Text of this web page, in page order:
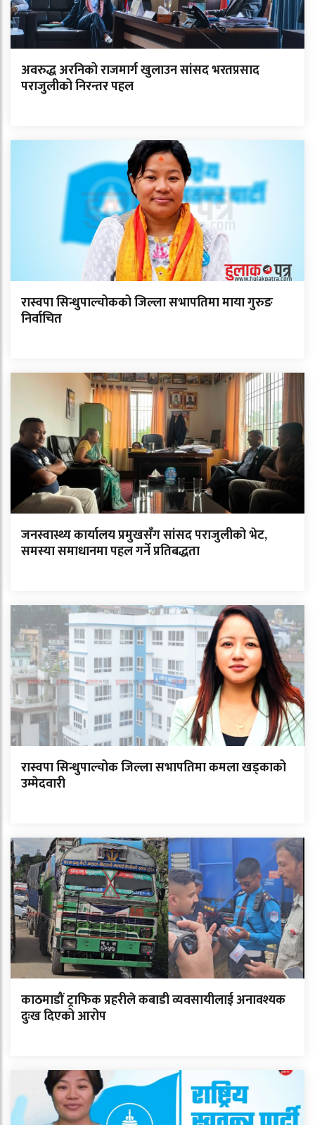
अवरुद्ध अरनिको राजमार्ग खुलाउन सांसद भरतप्रसाद
पराजुलीको निरन्तर पहल
रास्वपा सिन्धुपाल्चोकको जिल्ला सभापतिमा माया गुरुङ
निर्वाचित
जनस्वास्थ्य कार्यालय प्रमुखसँग सांसद पराजुलीको भेट,
समस्या समाधानमा पहल गर्ने प्रतिबद्धता
रास्वपा सिन्धुपाल्चोक जिल्ला सभापतिमा कमला खड्काको
उम्मेदवारी
काठमाडौं ट्राफिक प्रहरीले कबाडी व्यवसायीलाई अनावश्यक
दुःख दिएको आरोप